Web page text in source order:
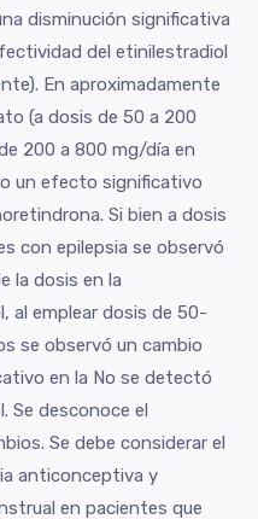
disminución significativa
del etinilestradiol
En aproximadamente
(a dosis de 50 a 200
200 a 800 mg/día en
un efecto significativo
Si bien a dosis
con epilepsia se observó
la dosis en la
al emplear dosis de 50-
se observó un cambio
en la No se detectó
Se desconoce el
Se debe considerar el
anticonceptiva y
en pacientes que